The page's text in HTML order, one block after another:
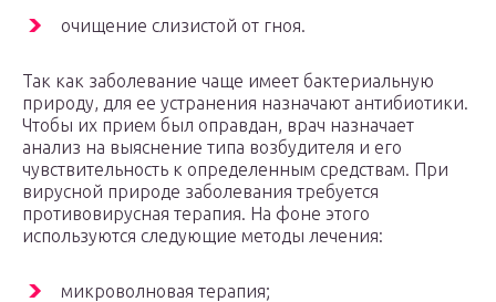
очищение слизистой от гноя.
Так как заболевание чаще имеет бактериальную
природу, для ее устранения назначают антибиотики.
Чтобы их прием был оправдан, врач назначает
анализ на выяснение типа возбудителя и его
чувствительность к определенным средствам. При
вирусной природе заболевания требуется
противовирусная терапия. На фоне этого
используются следующие методы лечения:
микроволновая терапия;